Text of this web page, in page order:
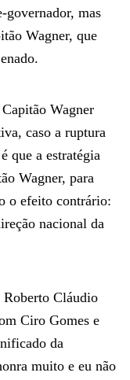
governador, mas
Wagner, que
Wagner
caso a ruptura
que a estratégia
Wagner, para
o efeito contrário:
nacional da
Cláudio
Ciro Gomes e
da
muito e eu não